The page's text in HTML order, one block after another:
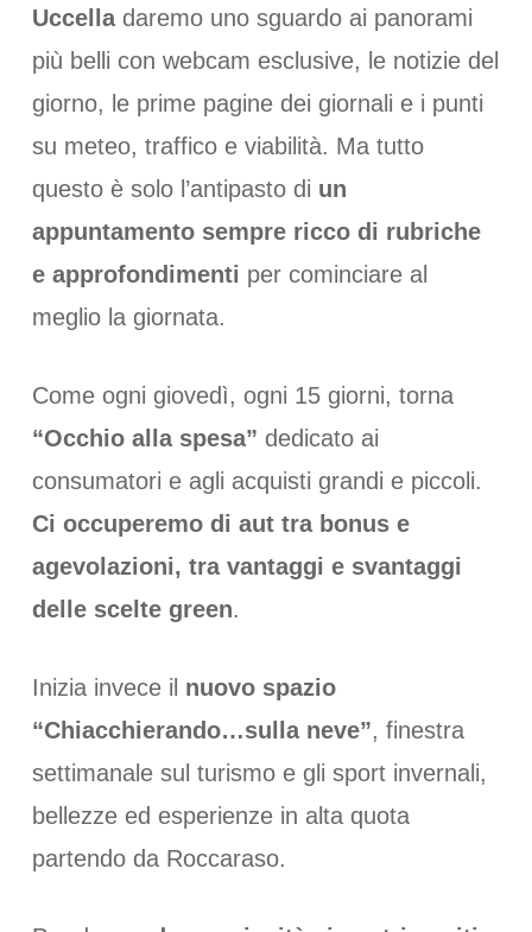
Uccelladaremo uno sguardo ai panorami
più belli con webcam esclusive, le notizie del
giorno, le prime pagine dei giornali e i punti
su meteo, traffico e viabilità. Ma tutto
questo è solo l’antipasto di un
appuntamento sempre ricco di rubriche
e approfondimenti per cominciare al
meglio la giornata.
Come ogni giovedì, ogni 15 giorni, torna
“Occhio alla spesa” dedicato ai
consumatori e agli acquisti grandi e piccoli.
Ci occuperemo di aut tra bonus e
agevolazioni, tra vantaggi e svantaggi
delle scelte green.
Inizia invece il nuovo spazio
“Chiacchierando…sulla neve”, finestra
settimanale sul turismo e gli sport invernali,
bellezze ed esperienze in alta quota
partendo da Roccaraso.